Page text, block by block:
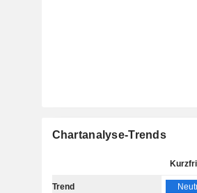
Chartanalyse-Trends
Trend